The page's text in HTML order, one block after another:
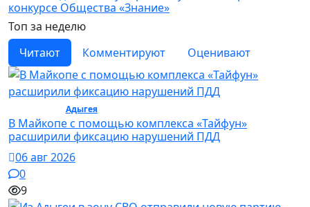
конкурсе Общества «Знание»
Топ за неделю
Читают
Комментируют Оценивают
Адыгея/ Общество
В Майкопе с помощью комплекса «Тайфун»
расширили фиксацию нарушений ПДД
06 авг 2026
0
9